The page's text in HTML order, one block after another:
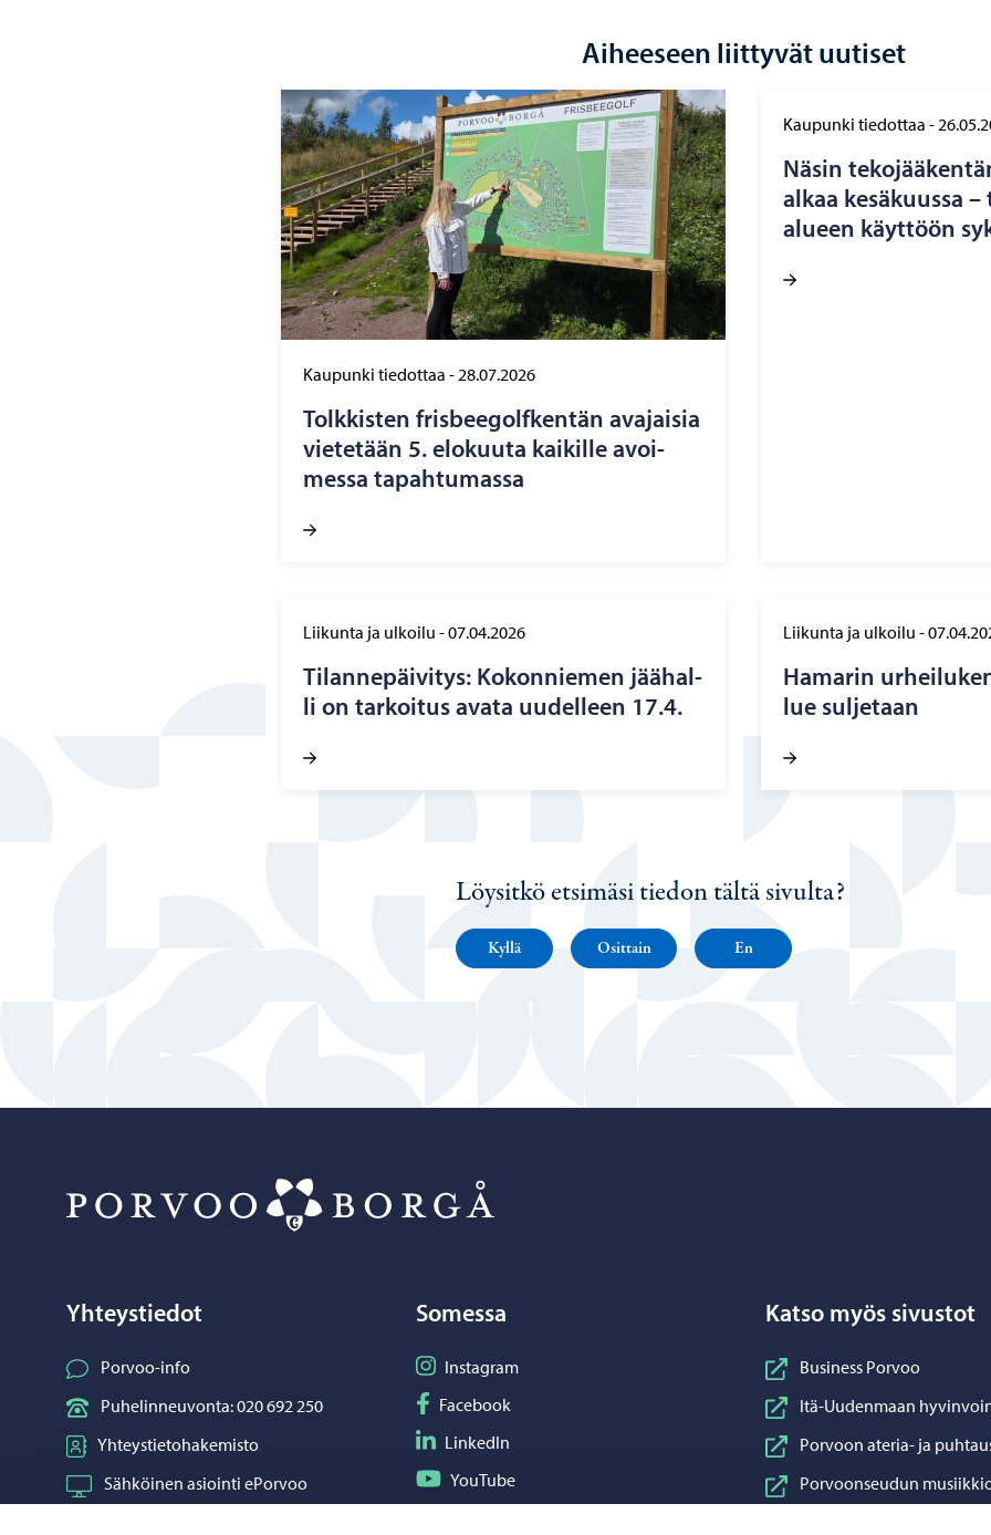
Aiheeseen liittyvät uutiset
Kaupunki tiedottaa -28.07.2026
Tolk­kis­ten fris­bee­golf­ken­tän ava­jai­sia
vie­te­tään 5. elo­kuu­ta kai­kil­le avoi­
mes­sa ta­pah­tu­mas­sa
Kaupunki tiedottaa -
Näsin
alkaa ke­sä­kuus­sa
alu­een käyt­töön
Liikunta ja ulkoilu -07.04.2026
Ti­lan­ne­päi­vi­tys: Ko­kon­nie­men jää­hal­
li on tar­koi­tus avata uu­del­leen 17.4.
Liikunta ja ulkoilu -
Ha­ma­rin
lue sul­je­taan
Löysitkö etsimäsi tiedon tältä sivulta?
Kyllä Osittain En
Yhteystiedot
Porvoo-info
Puhelinneuvonta: 020 692 250
Yhteystietohakemisto
Sähköinen asiointi ePorvoo
Somessa
Seuraa Instagram
Instagram
Seuraa Facebook
Facebook
Seuraa LinkedIn
LinkedIn
Seuraa YouTube
YouTube
Katso myös sivustot
Business Porvoo
Itä-Uudenmaan
Porvoon ateria- ja
Porvoonseudun